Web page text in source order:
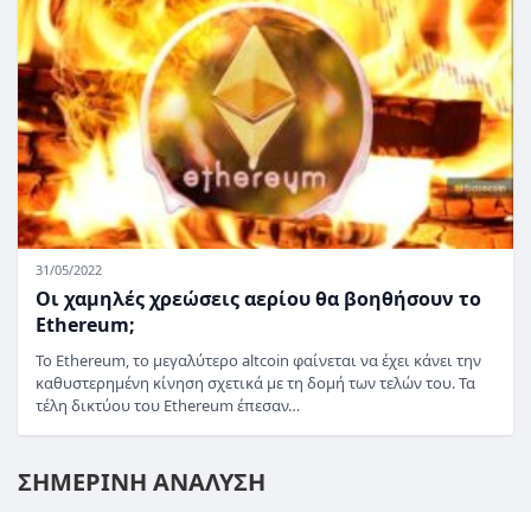
31/05/2022
Οι χαμηλές χρεώσεις αερίου θα βοηθήσουν το
Ethereum;
Το Ethereum, το μεγαλύτερο altcoin φαίνεται να έχει κάνει την
καθυστερημένη κίνηση σχετικά με τη δομή των τελών του. Τα
τέλη δικτύου του Ethereum έπεσαν…
ΣΗΜΕΡΙΝΗ ΑΝΑΛΥΣΗ